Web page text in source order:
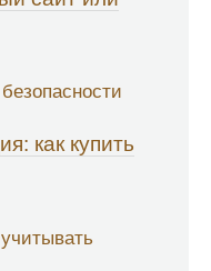
как купить